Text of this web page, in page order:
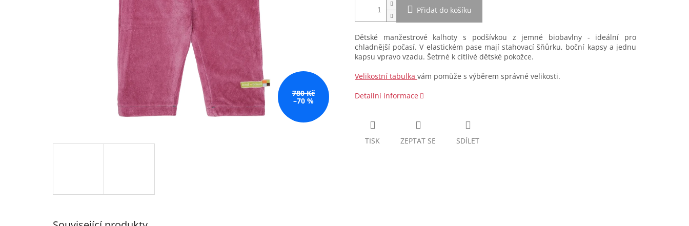
780 Kč
–70 %
Přidat do košíku
Dětské manžestrové kalhoty s podšívkou z jemné biobavlny - ideální pro
chladnější počasí. V elastickém pase mají stahovací šňůrku, boční kapsy a jednu
kapsu vpravo vzadu. Šetrné k citlivé dětské pokožce.
Velikostní tabulka vám pomůže s výběrem správné velikosti.
Detailní informace
TISK ZEPTAT SE SDÍLET